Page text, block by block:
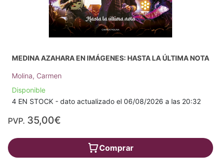
MEDINA AZAHARA EN IMÁGENES: HASTA LA ÚLTIMA NOTA
Molina, Carmen
Disponible
4 EN STOCK - dato actualizado el 06/08/2026 a las 20:32
PVP. 35,00€
Comprar